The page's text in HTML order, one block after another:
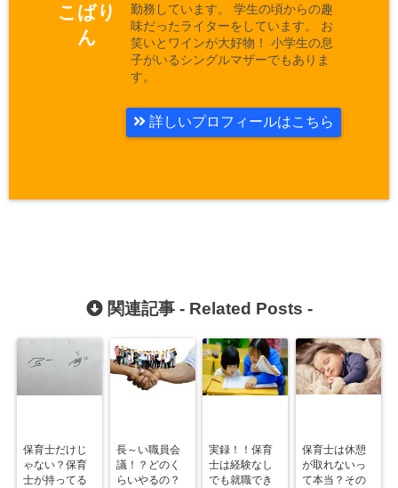
こばり
ん
勤務しています。 学生の頃からの趣
味だったライターをしています。 お
笑いとワインが大好物！ 小学生の息
子がいるシングルマザーでもありま
す。
詳しいプロフィールはこちら
関連記事 - Related Posts -
保育士だけじ
ゃない？保育
士が持ってる
長～い職員会
議！？どのく
らいやるの？
実録！！保育
士は経験なし
でも就職でき
保育士は休憩
が取れないっ
て本当？その